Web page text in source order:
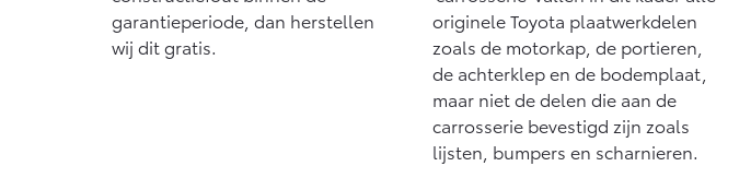
garantieperiode, dan herstellen
wij dit gratis.
originele Toyota plaatwerkdelen
zoals de motorkap, de portieren,
de achterklep en de bodemplaat,
maar niet de delen die aan de
carrosserie bevestigd zijn zoals
lijsten, bumpers en scharnieren.